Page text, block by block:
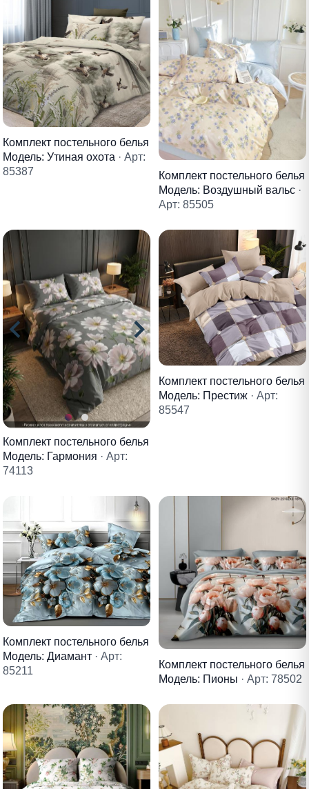
Комплект постельного белья
Модель: Утиная охота · Арт:
85387
Комплект постельного белья
Модель: Воздушный вальс ·
Арт: 85505
Комплект постельного белья
Модель: Гармония · Арт:
74113
Комплект постельного белья
Модель: Престиж · Арт:
85547
Комплект постельного белья
Модель: Диамант · Арт:
85211
Комплект постельного белья
Модель: Пионы · Арт: 78502